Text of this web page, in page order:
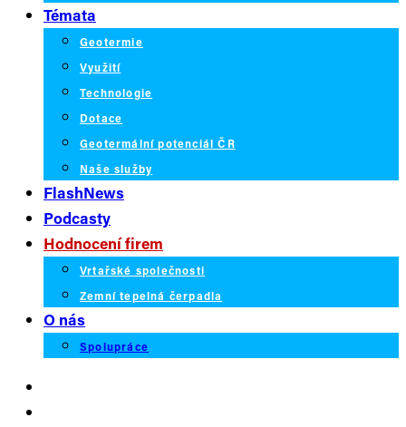
Témata
Geotermie
Využití
Technologie
Dotace
Geotermální potenciál ČR
Naše služby
FlashNews
Podcasty
Hodnocení firem
Vrtařské společnosti
Zemní tepelná čerpadla
O nás
Spolupráce